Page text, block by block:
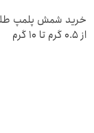
خرید شمش پلمپ
از ۰.۵ گرم تا ۱۰ گرم